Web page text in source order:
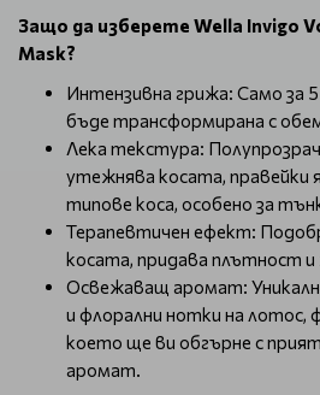
Защо да изберете Wella Invigo
Mask?
Интензивна грижа: Само за
бъде трансформирана с
Лека текстура:
утежнява косата, правейки
типове коса, особено за
Терапевтичен ефект:
косата, придава плътност
Освежаващ аромат:
и флорални нотки на лотос,
което ще ви обгърне с
аромат.